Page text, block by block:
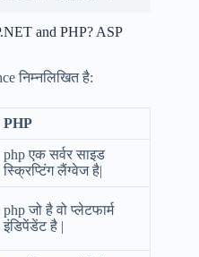
and PHP? ASP
निम्नलिखित है:
PHP
php एक सर्वर साइड
स्क्रिप्टिंग लैंग्वेज है|
php जो है वो प्लेटफार्म
इंडिपेंडेंट है |